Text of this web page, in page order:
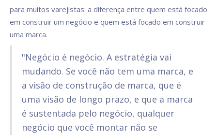
para muitos varejistas: a diferença entre quem está focado
em construir um negócio e quem está focado em construir
uma marca.
"Negócio é negócio. A estratégia vai
mudando. Se você não tem uma marca, e
a visão de construção de marca, que é
uma visão de longo prazo, e que a marca
é sustentada pelo negócio, qualquer
negócio que você montar não se